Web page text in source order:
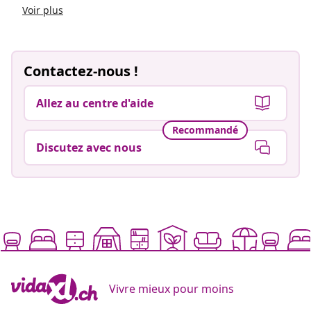
Voir plus
Contactez-nous !
Allez au centre d'aide
Recommandé
Discutez avec nous
Vivre mieux pour moins